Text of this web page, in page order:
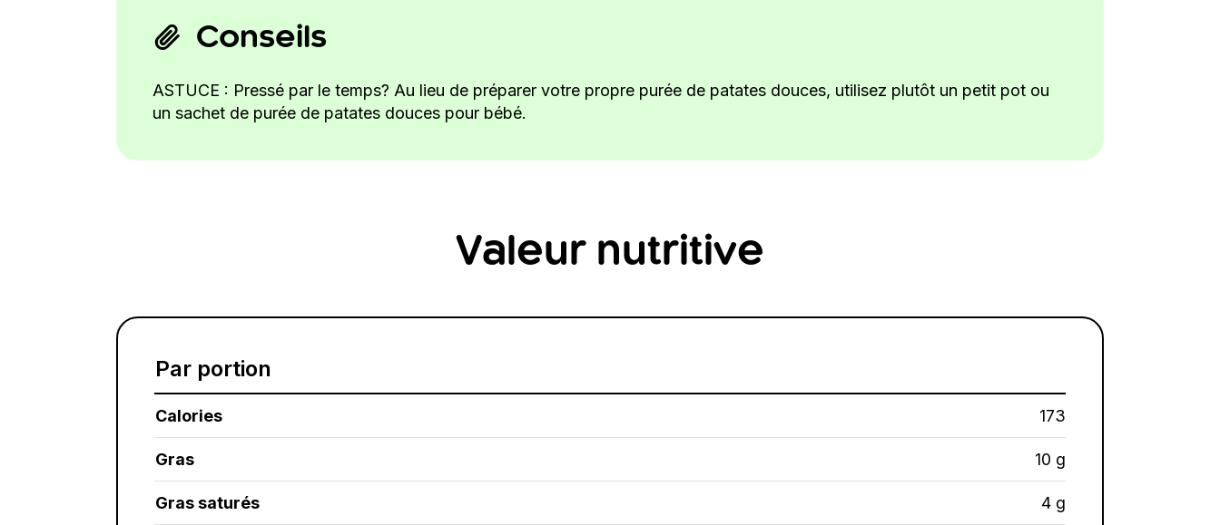
Conseils
ASTUCE : Pressé par le temps? Au lieu de préparer votre propre purée de patates douces, utilisez plutôt un petit pot ou
un sachet de purée de patates douces pour bébé.
Valeur nutritive
Par portion
Calories 173
Gras 10 g
Gras saturés 4 g